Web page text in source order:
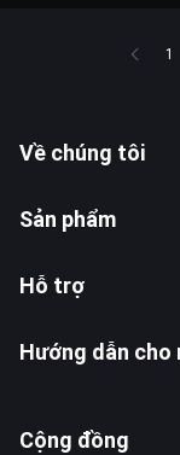
1
Về chúng tôi
Sản phẩm
Hỗ trợ
Hướng dẫn cho
Cộng đồng